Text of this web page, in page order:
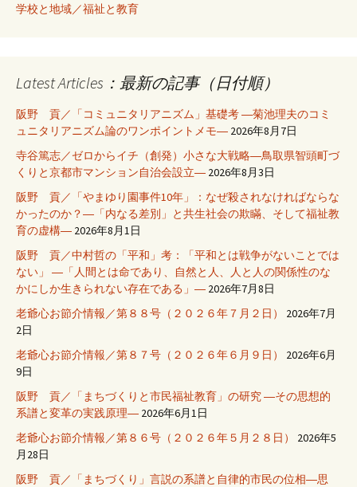
学校と地域／福祉と教育
Latest Articles：最新の記事（日付順）
阪野 貢／「コミュニタリアニズム」基礎考 ―菊池理夫のコミ
ュニタリアニズム論のワンポイントメモ― 2026年8月7日
寺谷篤志／ゼロからイチ（創発）小さな大戦略―鳥取県智頭町づ
くりと京都市マンション自治会設立― 2026年8月3日
阪野 貢／「やまゆり園事件10年」：なぜ殺されなければならな
かったのか？―「内なる差別」と共生社会の欺瞞、そして福祉教
育の虚構― 2026年8月1日
阪野 貢／中村哲の「平和」考：「平和とは戦争がないことでは
ない」 ―「人間とは命であり、自然と人、人と人の関係性のな
かにしか生きられない存在である」― 2026年7月8日
老爺心お節介情報／第８８号（２０２６年７月２日）
2026年7月
2日
老爺心お節介情報／第８７号（２０２６年６月９日）
2026年6月
9日
阪野 貢／「まちづくりと市民福祉教育」の研究 ―その思想的
系譜と変革の実践原理― 2026年6月1日
老爺心お節介情報／第８６号（２０２６年５月２８日）
2026年5
月28日
阪野 貢／「まちづくり」言説の系譜と自律的市民の位相―思